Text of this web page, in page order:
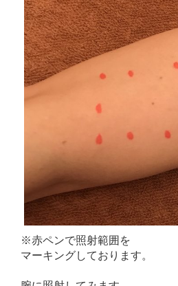
※赤ペンで照射範囲を
マーキングしております。